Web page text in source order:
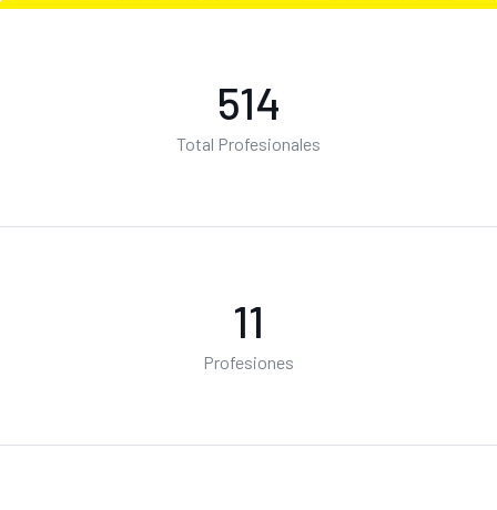
602
Total Profesionales
12
Profesiones